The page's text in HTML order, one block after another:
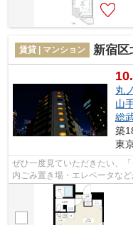
賃貸 | マンション 新宿区
丸
山
総
築
東
ぜひ一度見ていただきたい、
内ごみ置き場・エレベータな
ています。地上13階建てでニ